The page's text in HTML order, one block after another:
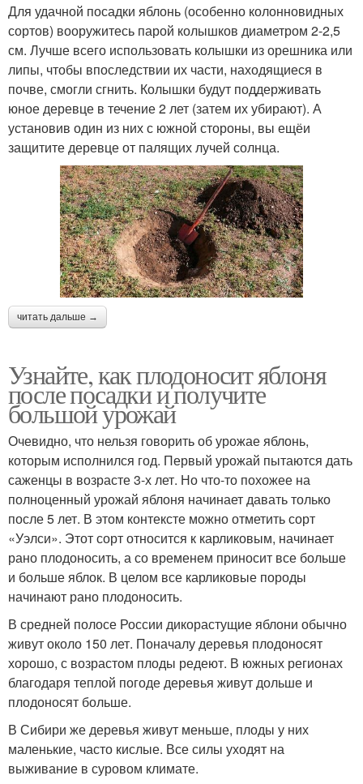
Для удачной посадки яблонь (особенно колонновидных
сортов) вооружитесь парой колышков диаметром 2-2,5
см. Лучше всего использовать колышки из орешника или
липы, чтобы впоследствии их части, находящиеся в
почве, смогли сгнить. Колышки будут поддерживать
юное деревце в течение 2 лет (затем их убирают). А
установив один из них с южной стороны, вы ещёи
защитите деревце от палящих лучей солнца.
читать дальше →
Узнайте, как плодоносит яблоня
после посадки и получите
большой урожай
Очевидно, что нельзя говорить об урожае яблонь,
которым исполнился год. Первый урожай пытаются дать
саженцы в возрасте 3-х лет. Но что-то похожее на
полноценный урожай яблоня начинает давать только
после 5 лет. В этом контексте можно отметить сорт
«Уэлси». Этот сорт относится к карликовым, начинает
рано плодоносить, а со временем приносит все больше
и больше яблок. В целом все карликовые породы
начинают рано плодоносить.
В средней полосе России дикорастущие яблони обычно
живут около 150 лет. Поначалу деревья плодоносят
хорошо, с возрастом плоды редеют. В южных регионах
благодаря теплой погоде деревья живут дольше и
плодоносят больше.
В Сибири же деревья живут меньше, плоды у них
маленькие, часто кислые. Все силы уходят на
выживание в суровом климате.